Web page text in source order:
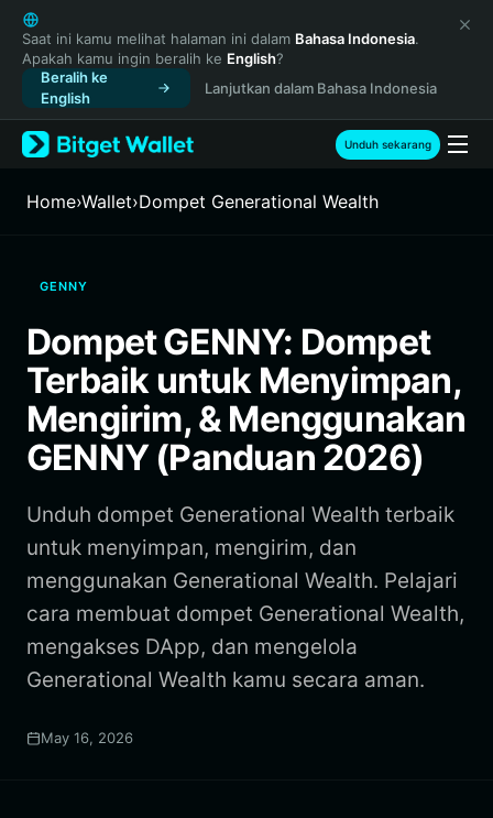
English
日本語
Tiếng Việt
Русский
Español (Latinoamérica)
Türkçe
Français
繁體中文
Bahasa Indonesia
ภาษาไทย
Español
Português (Brasil)
Saat ini kamu melihat halaman ini dalam Bahasa Indonesia.
Apakah kamu ingin beralih ke English?
Beralih ke
English
Lanjutkan dalam Bahasa Indonesia
Unduh sekarang
Home›Wallet›Dompet Generational Wealth
GENNY
Dompet GENNY: Dompet
Terbaik untuk Menyimpan,
Mengirim, & Menggunakan
GENNY (Panduan 2026)
Unduh dompet Generational Wealth terbaik
untuk menyimpan, mengirim, dan
menggunakan Generational Wealth. Pelajari
cara membuat dompet Generational Wealth,
mengakses DApp, dan mengelola
Generational Wealth kamu secara aman.
May 16, 2026